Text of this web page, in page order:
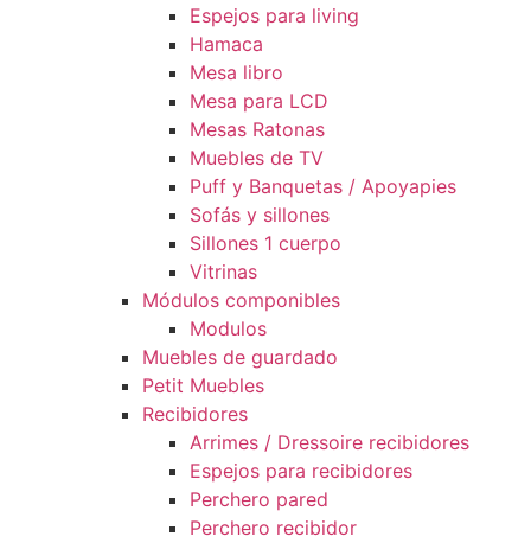
Espejos para living
Hamaca
Mesa libro
Mesa para LCD
Mesas Ratonas
Muebles de TV
Puff y Banquetas / Apoyapies
Sofás y sillones
Sillones 1 cuerpo
Vitrinas
Módulos componibles
Modulos
Muebles de guardado
Petit Muebles
Recibidores
Arrimes / Dressoire recibidores
Espejos para recibidores
Perchero pared
Perchero recibidor